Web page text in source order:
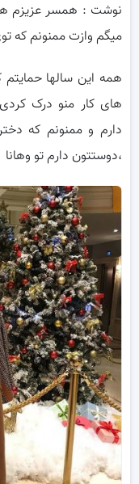
نوشت : همسر عزیزم
میگم وازت ممنونم که
همه این سالها
های کار منو درک
دارم و ممنونم که
،دوستتون دارم تو وهانا